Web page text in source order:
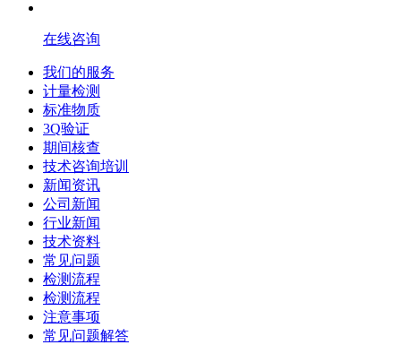
在线咨询
我们的服务
计量检测
标准物质
3Q验证
期间核查
技术咨询培训
新闻资讯
公司新闻
行业新闻
技术资料
常见问题
检测流程
检测流程
注意事项
常见问题解答